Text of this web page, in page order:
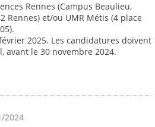
Rennes (Campus Beaulieu,
Rennes) et/ou UMR Métis (4 place
2025. Les candidatures doivent
avant le 30 novembre 2024.
2024